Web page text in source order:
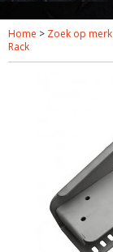
Home > Zoek op merk
Rack